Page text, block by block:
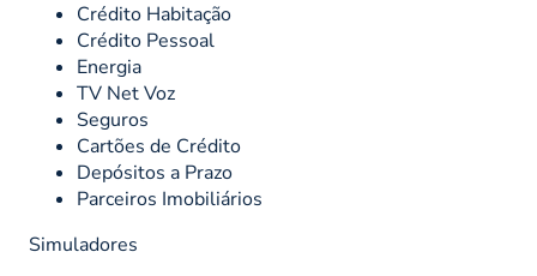
Crédito Habitação
Crédito Pessoal
Energia
TV Net Voz
Seguros
Cartões de Crédito
Depósitos a Prazo
Parceiros Imobiliários
Simuladores